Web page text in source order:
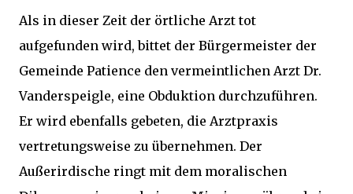
Als in dieser Zeit der örtliche Arzt tot
aufgefunden wird, bittet der Bürgermeister der
Gemeinde Patience den vermeintlichen Arzt Dr.
Vanderspeigle, eine Obduktion durchzuführen.
Er wird ebenfalls gebeten, die Arztpraxis
vertretungsweise zu übernehmen. Der
Außerirdische ringt mit dem moralischen